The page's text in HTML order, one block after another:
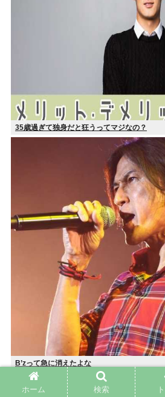
35歳過ぎて独身だと狂うってマジなの？
B’zって急に消えたよな
ホーム 検索